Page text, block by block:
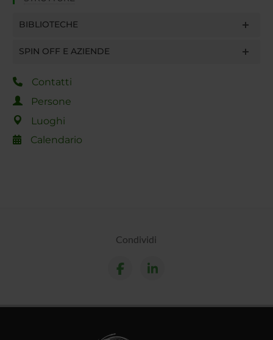
BIBLIOTECHE
SPIN OFF E AZIENDE
Contatti
Persone
Luoghi
Calendario
Condividi